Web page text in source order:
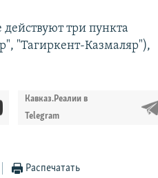
три пункта
"Тагиркент-Казмаляр"),
Кавказ.Реалии в
Telegram
Распечатать